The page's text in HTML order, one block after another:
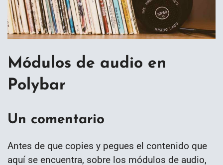
Módulos de audio en
Polybar
Un comentario
Antes de que copies y pegues el contenido que
aquí se encuentra, sobre los módulos de audio,